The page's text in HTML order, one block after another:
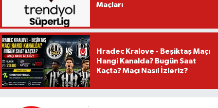
Maçları
Hradec Kralove - Beşiktaş Maçı
Hangi Kanalda? Bugün Saat
Kaçta? Maçı Nasıl İzleriz?